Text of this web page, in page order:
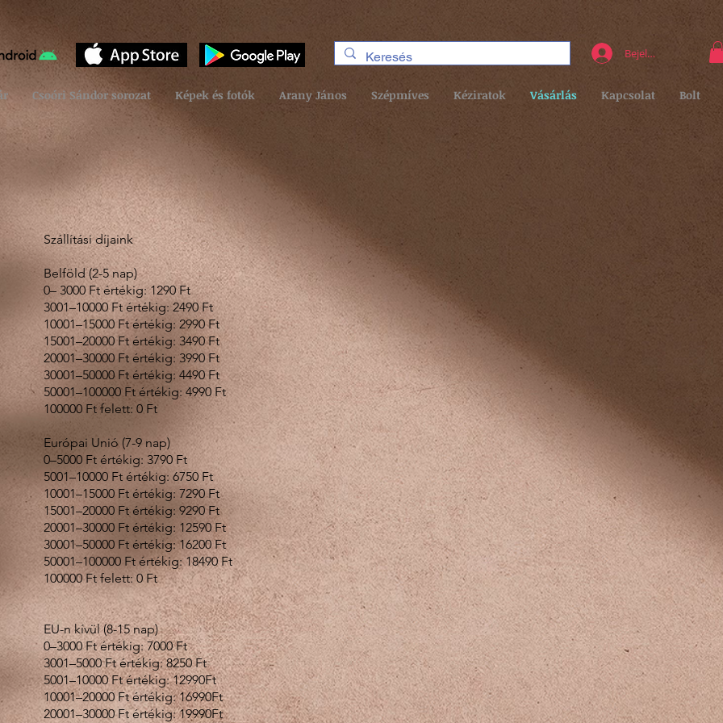
Csoóri Sándor sorozat Képek és fotók Arany János Szépmíves Kéziratok Vásárlás Kapcsolat Bolt
Bejelentkezés
Szállítási díjaink
Belföld (2-5 nap)
0– 3000 Ft értékig: 1290 Ft
3001–10000 Ft értékig: 2490 Ft
10001–15000 Ft értékig: 2990 Ft
15001–20000 Ft értékig: 3490 Ft
20001–30000 Ft értékig: 3990 Ft
30001–50000 Ft értékig: 4490 Ft
50001–100000 Ft értékig: 4990 Ft
100000 Ft felett: 0 Ft
Európai Unió (7-9 nap)
0–5000 Ft értékig: 3790 Ft
5001–10000 Ft értékig: 6750 Ft
10001–15000 Ft értékig: 7290 Ft
15001–20000 Ft értékig: 9290 Ft
20001–30000 Ft értékig: 12590 Ft
30001–50000 Ft értékig: 16200 Ft
50001–100000 Ft értékig: 18490 Ft
100000 Ft felett: 0 Ft
EU-n kívül (8-15 nap)
0–3000 Ft értékig: 7000 Ft
3001–5000 Ft értékig: 8250 Ft
5001–10000 Ft értékig: 12990Ft
10001–20000 Ft értékig: 16990Ft
20001–30000 Ft értékig: 19990Ft